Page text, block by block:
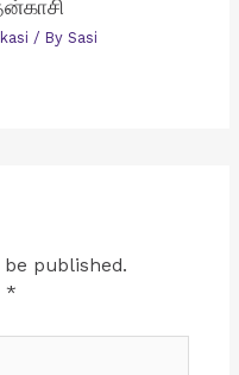
/ By Sasi
published.
*